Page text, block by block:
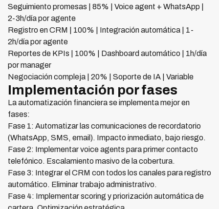
Seguimiento promesas | 85% | Voice agent + WhatsApp |
2-3h/día por agente
Registro en CRM | 100% | Integración automática | 1-
2h/día por agente
Reportes de KPIs | 100% | Dashboard automático | 1h/día
por manager
Negociación compleja | 20% | Soporte de IA | Variable
Implementación por fases
La automatización financiera se implementa mejor en
fases:
Fase 1: Automatizar las comunicaciones de recordatorio
(WhatsApp, SMS, email). Impacto inmediato, bajo riesgo.
Fase 2: Implementar voice agents para primer contacto
telefónico. Escalamiento masivo de la cobertura.
Fase 3: Integrar el CRM con todos los canales para registro
automático. Eliminar trabajo administrativo.
Fase 4: Implementar scoring y priorización automática de